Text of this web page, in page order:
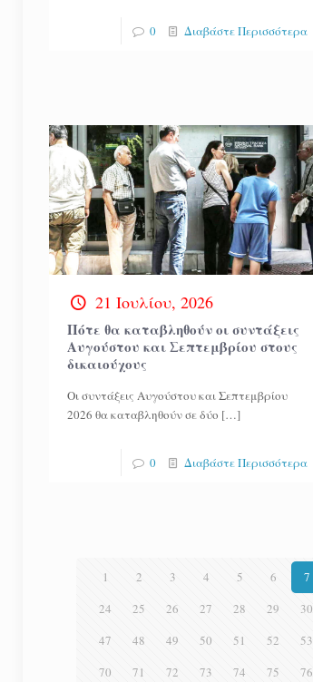
0 Διαβάστε Περισσότερα
21 Ιουλίου, 2026
Πότε θα καταβληθούν οι συντάξεις
Αυγούστου και Σεπτεμβρίου στους
δικαιούχους
Οι συντάξεις Αυγούστου και Σεπτεμβρίου
2026 θα καταβληθούν σε δύο […]
0 Διαβάστε Περισσότερα
1 2 3 4 5 6 7
24
25 26 27 28 29 30
47
48 49 50 51 52 53
70
71 72 73 74 75 76